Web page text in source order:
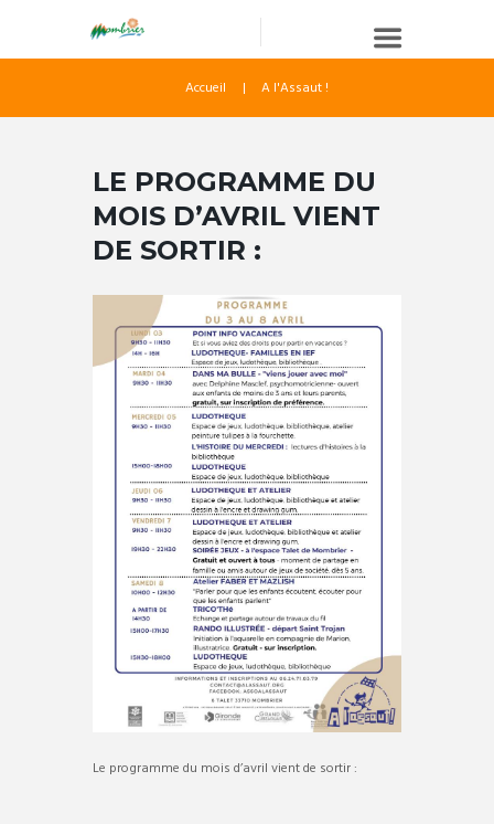
Accueil A l'Assaut !
LE PROGRAMME DU
MOIS D’AVRIL VIENT
DE SORTIR :
Le programme du mois d’avril vient de sortir :